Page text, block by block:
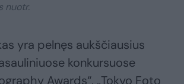
nuotr.
yra pelnęs aukščiausius
konkursuose
Awards“, „Tokyo Foto